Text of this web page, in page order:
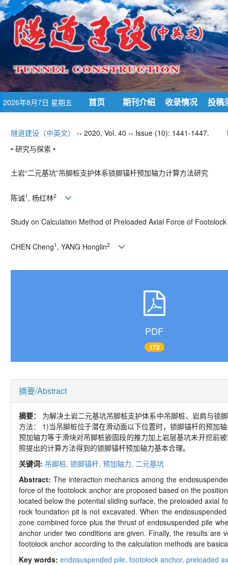
2026年8月7日 星期五 首页 期刊介绍 收录情况 投稿
隧道建设（中英文） ›› 2020, Vol. 40 ›› Issue (10): 1441-1447.
• 研究与探索 •
土岩“二元基坑”吊脚桩支护体系锁脚锚杆预加轴力计算方法研究
陈诚1 , 杨红林2
Study on Calculation Method of Preloaded Axial Force of Footlock
CHEN Cheng1 , YANG Honglin2
PDF
172
摘要/Abstract
摘要： 为解决土岩二元基坑吊脚桩支护体系中吊脚桩、岩肩与锁
方法：
1)当吊脚桩位于潜在滑动面以下位置时，锁脚锚杆的预加
预加轴力等于滑块对吊脚桩嵌固段的推力加上岩层基坑未开挖前
照提出的计算方法得到的锁脚锚杆预加轴力基本合理。
关键词: 吊脚桩, 锁脚锚杆, 预加轴力, 二元基坑
Abstract: The interaction mechanics among the end
force of the footlock anchor are proposed based on the
located below the potential sliding surface, the preloaded axial
rock foundation pit is not excavated. When the end
zone combined force plus the thrust of endsuspended pile
anchor under two conditions are given. Finally, the results
footlock anchor according to the calculation methods are
Key words: endsuspended pile, footlock anchor, preloaded